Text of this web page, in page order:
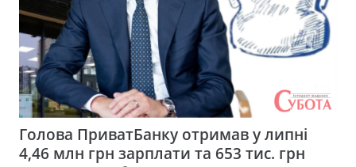
Голова ПриватБанку отримав у липні
4,46 млн грн зарплати та 653 тис. грн